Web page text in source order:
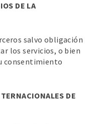
DE LA
salvo obligación
los servicios, o bien
consentimiento
DE